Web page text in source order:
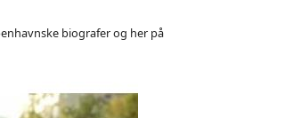
biografer og her på